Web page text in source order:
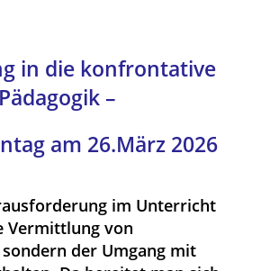
in die konfrontative
Pädagogik –
am 26.März 2026
im Unterricht
Vermittlung von
der Umgang mit